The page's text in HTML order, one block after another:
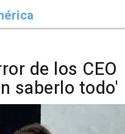
de los CEO
saberlo todo'